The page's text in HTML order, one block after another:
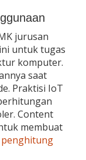
jurusan
untuk tugas
komputer.
saat
Praktisi IoT
Content
membuat
penghitung